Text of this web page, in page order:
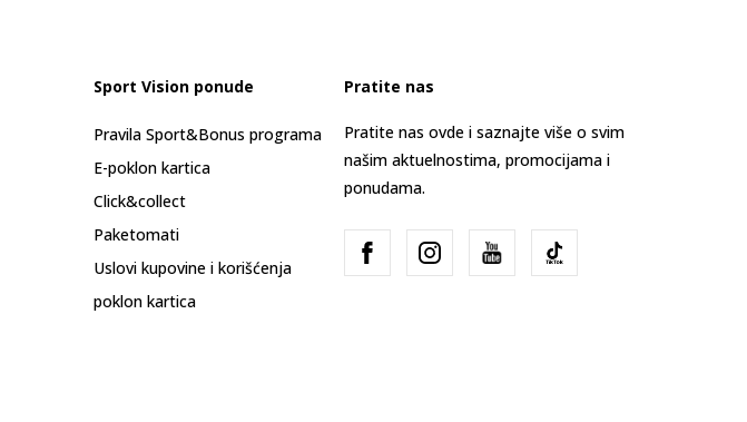
Sport Vision ponude
Pravila Sport&Bonus programa
E-poklon kartica
Click&collect
Paketomati
Uslovi kupovine i korišćenja
poklon kartica
Pratite nas
Pratite nas ovde i saznajte više o svim
našim aktuelnostima, promocijama i
ponudama.